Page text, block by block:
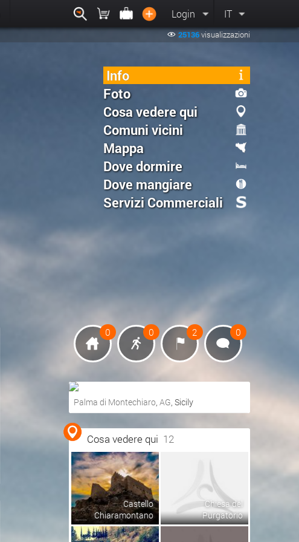
Login IT
25136visualizzazioni
Info
Foto
Cosa vedere qui
Comuni vicini
Mappa
Dove dormire
Dove mangiare
Servizi Commerciali
0 0 2 0
Ottieni indicazioni stradali
Visualizza mappa
Palma di Montechiaro,AG, Sicily
Cosa vedere qui 12
Castello
Chiaramontano
Chiesa del
Purgatorio